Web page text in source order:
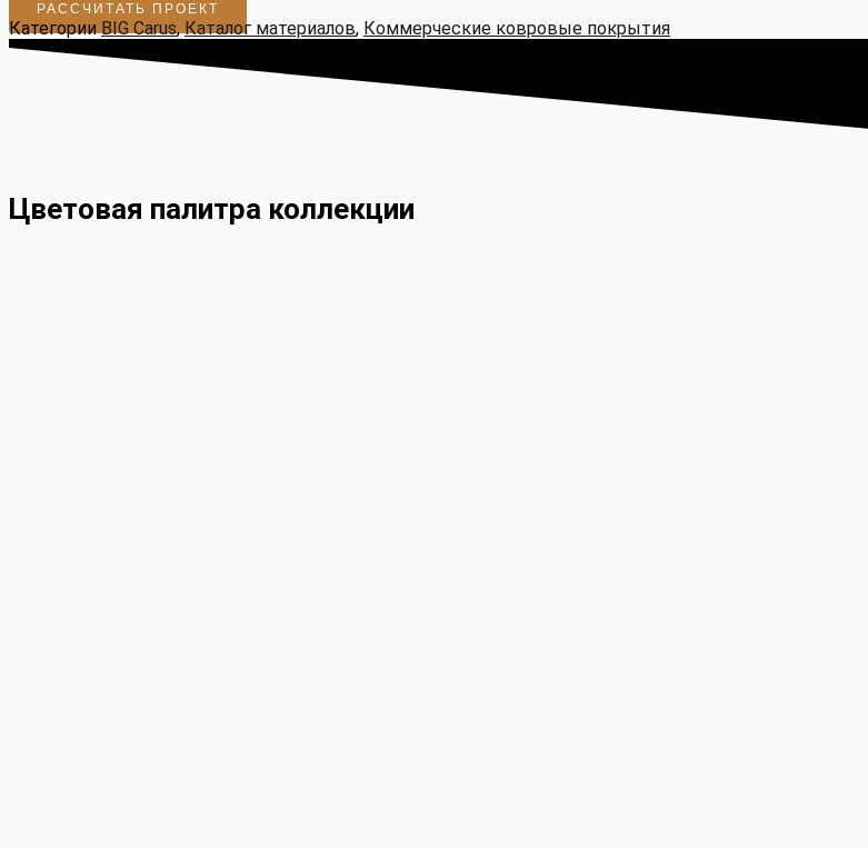
РАССЧИТАТЬ ПРОЕКТ
Категории BIG Carus,Каталог материалов, Коммерческие ковровые покрытия
Цветовая палитра коллекции